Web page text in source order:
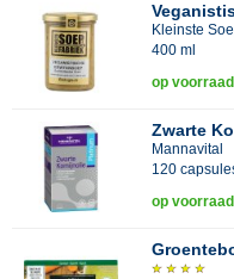
Kleinste
400 ml
op voorraad
Zwarte
Mannavital
120
op voorraad